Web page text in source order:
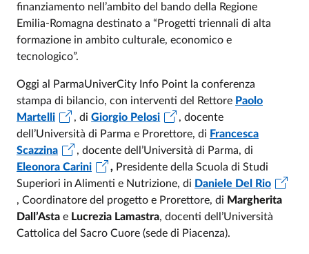
finanziamento nell’ambito del bando della Regione
Emilia-Romagna destinato a “Progetti triennali di alta
formazione in ambito culturale, economico e
tecnologico”.
Oggi al ParmaUniverCity Info Point la conferenza
stampa di bilancio, con interventi del Rettore Paolo
Martelli
, diGiorgio Pelosi
, docente
dell’Università di Parma e Prorettore, di Francesca
Scazzina
, docente dell’Università di Parma, di
Eleonora Carini
, Presidente della Scuola di Studi
Superiori in Alimenti e Nutrizione, di Daniele Del Rio
, Coordinatore del progetto e Prorettore, di Margherita
Dall’Asta e Lucrezia Lamastra, docenti dell’Università
Cattolica del Sacro Cuore (sede di Piacenza).